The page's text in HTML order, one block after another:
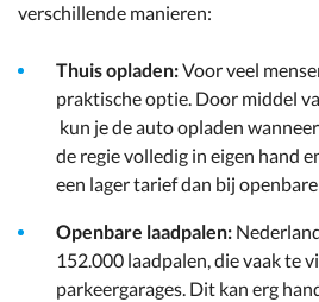
verschillende manieren:
Thuis opladen:Voor veel
praktische optie. Door middel
kun je de auto opladen
de regie volledig in eigen hand
een lager tarief dan bij
Openbare laadpalen:
152.000 laadpalen, die vaak te
parkeergarages. Dit kan erg